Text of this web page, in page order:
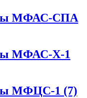
МФАС-СПА
МФАС-Х-1
МФЦС-1 (7)